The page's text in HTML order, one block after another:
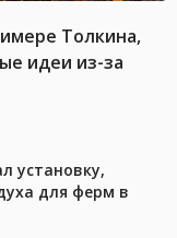
Толкина,
идеи из-за
установку,
для ферм в